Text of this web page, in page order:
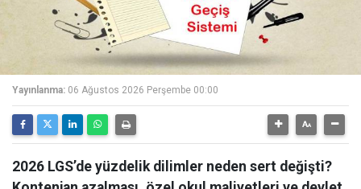
Yayınlanma: 06 Ağustos 2026 Perşembe 00:00
2026 LGS’de yüzdelik dilimler neden sert değişti?